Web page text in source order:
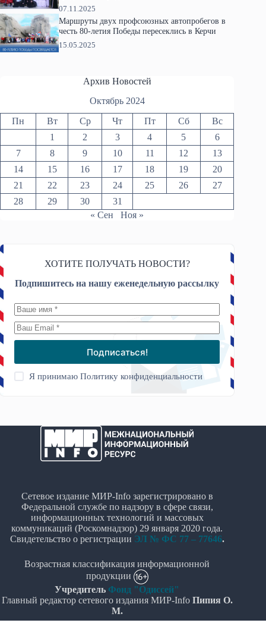
07.11.2025
Маршруты двух профсоюзных автопробегов в
честь 80-летия Победы пересеклись в Керчи
15.05.2025
Архив Новостей
Октябрь 2024
Пн Вт Ср Чт Пт Сб
Вс
1
2 3 4 5
6
7
8 9 10 11 12
13
14
15 16 17 18 19
20
21
22 23 24 25 26
27
28
29 30
31
« Сен
Ноя »
ХОТИТЕ ПОЛУЧАТЬ НОВОСТИ?
Подпишитесь на нашу еженедельную рассылку
Подписаться!
Я принимаюПолитику конфиденциальности
Сетевое издание МИР-Info зарегистрировано в
Федеральной службе по надзору в сфере связи,
информационных технологий и массовых
коммуникаций (Роскомнадзор) 29 января 2020 года.
Свидетельство о регистрации ЭЛ № ФС 77 – 77646.
Возрастная классификация информационной
продукции
Учредитель Фонд "Одиссей"
Главный редактор сетевого издания МИР-Info Пипия О.
М.